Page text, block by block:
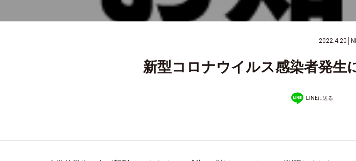
2022.4.20
新型コロナウイルス感染者発生
LINEに送る